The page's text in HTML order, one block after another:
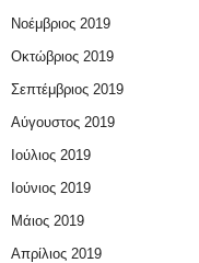
Νοέμβριος 2019
Οκτώβριος 2019
Σεπτέμβριος 2019
Αύγουστος 2019
Ιούλιος 2019
Ιούνιος 2019
Μάιος 2019
Απρίλιος 2019